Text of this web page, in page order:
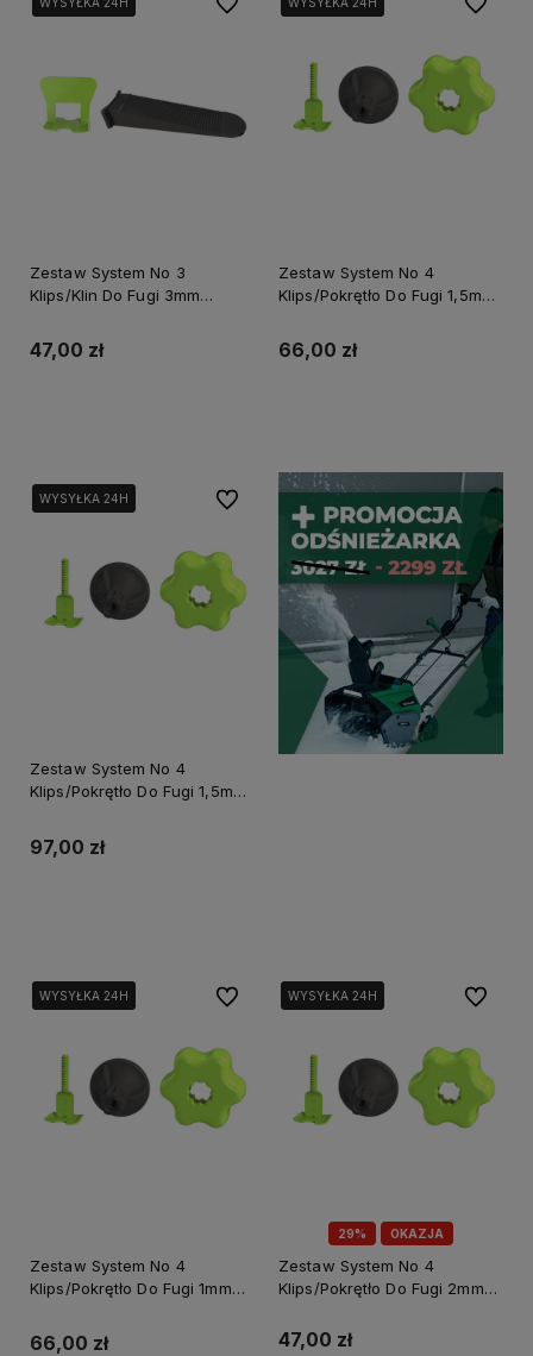
Zestaw System No 3
Klips/Klin Do Fugi 3mm
Perfect S-75236
47,00 zł
Zestaw System No 4
Klips/Pokrętło Do Fugi 1,5mm
Perfect S-75251
66,00 zł
WYSYŁKA 24H
WYSYŁKA 24H
Zestaw System No 4
Klips/Pokrętło Do Fugi 1,5mm
150/150szt. Perfect S-75259
97,00 zł
Do ulubionych
WYSYŁKA 24H
WYSYŁKA 24H
WYSYŁKA 24H
Zestaw System No 4
Klips/Pokrętło Do Fugi 1mm
Perfect S-75249
66,00 zł
Do ulubionych
29% OKAZJA
WYSYŁKA 24H
WYSYŁKA 24H
Zestaw System No 4
Klips/Pokrętło Do Fugi 2mm
Perfect S-75253
47,00 zł
Do